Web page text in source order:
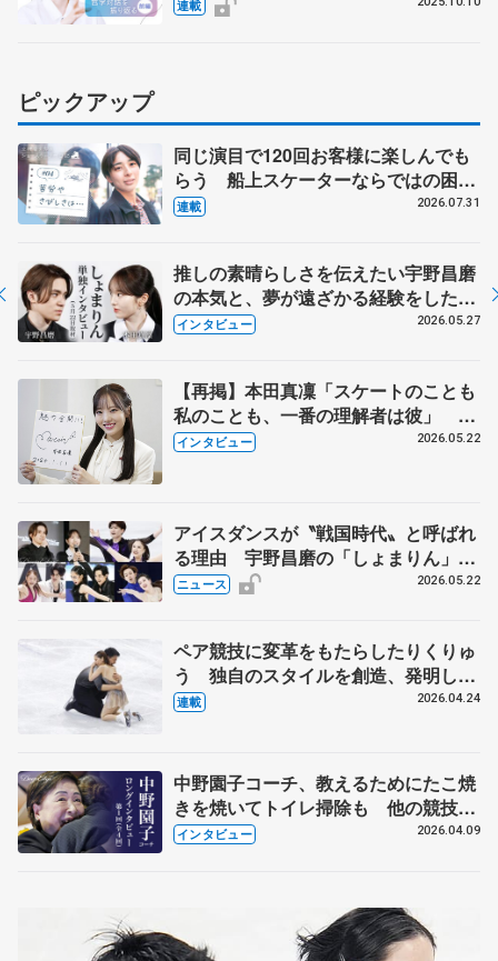
連載
ピックアップ
同じ演目で120回お客様に楽しんでも
らう 船上スケーターならではの困難
とは 影響あったPIW前キャプテン松
連載 2026.07.31
推しの素晴らしさを伝えたい宇野昌磨
の本気と、夢が遠ざかる経験をした本
田真凜の覚悟
インタビュー 2026.05.27
【再掲】本田真凜「スケートのことも
私のことも、一番の理解者は彼」 引
退時の単独インタビューで語った競技
インタビュー 2026.05.22
アイスダンスが〝戦国時代〟と呼ばれ
る理由 宇野昌磨の「しょまりん」ら
実力者が相次いで参戦 国内の競争激
ニュース 2026.05.22
ペア競技に変革をもたらしたりくりゅ
う 独自のスタイルを創造、発明した
【引退発表後②】
連載 2026.04.24
中野園子コーチ、教えるためにたこ焼
きを焼いてトイレ掃除も 他の競技に
も通用するという坂本花織の筋肉
インタビュー 2026.04.09